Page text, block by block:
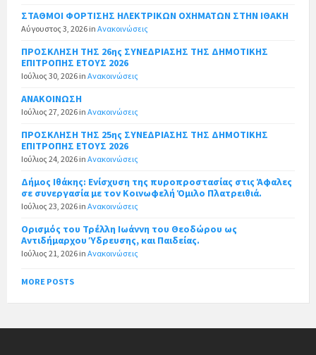
ΣΤΑΘΜΟΙ ΦΟΡΤΙΣΗΣ ΗΛΕΚΤΡΙΚΩΝ ΟΧΗΜΑΤΩΝ ΣΤΗΝ ΙΘΑΚΗ
Αύγουστος 3, 2026 in Ανακοινώσεις
ΠΡΟΣΚΛΗΣΗ ΤΗΣ 26ης ΣΥΝΕΔΡΙΑΣΗΣ ΤΗΣ ΔΗΜΟΤΙΚΗΣ
ΕΠΙΤΡΟΠΗΣ ΕΤΟΥΣ 2026
Ιούλιος 30, 2026 in Ανακοινώσεις
ΑΝΑΚΟΙΝΩΣΗ
Ιούλιος 27, 2026 in Ανακοινώσεις
ΠΡΟΣΚΛΗΣΗ ΤΗΣ 25ης ΣΥΝΕΔΡΙΑΣΗΣ ΤΗΣ ΔΗΜΟΤΙΚΗΣ
ΕΠΙΤΡΟΠΗΣ ΕΤΟΥΣ 2026
Ιούλιος 24, 2026 in Ανακοινώσεις
Δήμος Ιθάκης: Ενίσχυση της πυροπροστασίας στις Άφαλες
σε συνεργασία με τον Κοινωφελή Όμιλο Πλατρειθιά.
Ιούλιος 23, 2026 in Ανακοινώσεις
Ορισμός του Τρέλλη Ιωάννη του Θεοδώρου ως
Αντιδήμαρχου Ύδρευσης, και Παιδείας.
Ιούλιος 21, 2026 in Ανακοινώσεις
MORE POSTS